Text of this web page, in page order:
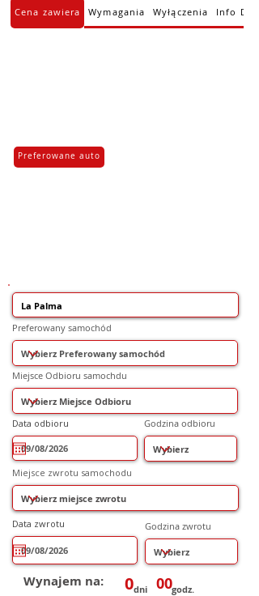
Cena zawiera Wymagania Wyłączenia Info
Preferowane auto
Preferowany samochód
Miejsce Odbioru samochdu
Data odbioru
q
i
r
e
d
Godzina odbioru
Miejsce zwrotu samochodu
Data zwrotu
q
r
e
d
Godzina zwrotu
Wynajem na: 0dni 00godz.